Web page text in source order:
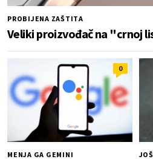
PROBIJENA ZAŠTITA
Veliki proizvođač na "crnoj
0
MENJA GA GEMINI